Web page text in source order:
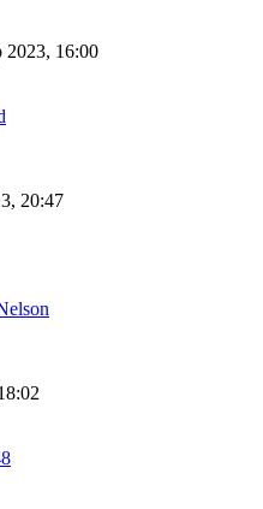
2023, 16:00
20:47